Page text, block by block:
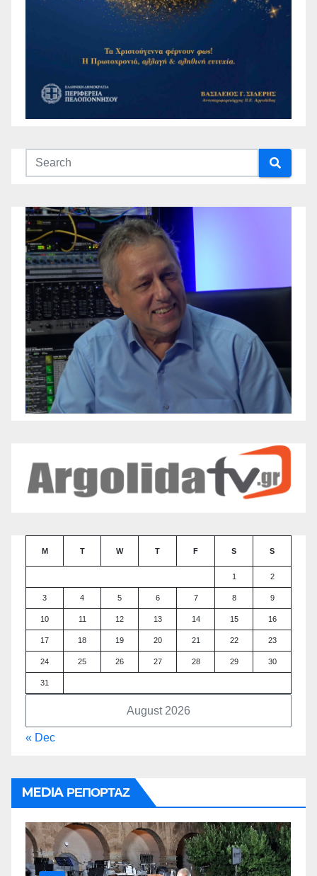
August 2026
M T W T F S S
1 2
3 4 5 6 7 8 9
10 11 12 13 14 15 16
17 18 19 20 21 22 23
24 25 26 27 28 29 30
31
« Dec
MEDIA ΡΕΠΟΡΤΑΖ